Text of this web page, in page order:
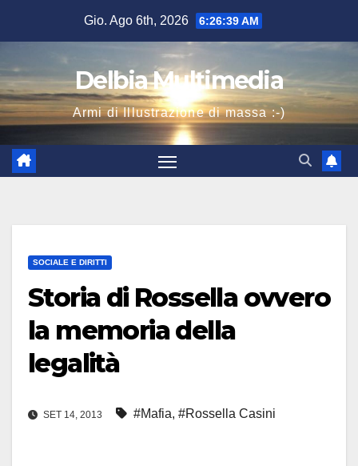
Gio. Ago 6th, 2026 6:26:39 AM
Delbia Multimedia
Armi di Illustrazione di massa :-)
SOCIALE E DIRITTI
Storia di Rossella ovvero
la memoria della
legalità
SET 14, 2013 #Mafia, #Rossella Casini